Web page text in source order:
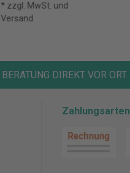
* zzgl. MwSt. und
Versand
BERATUNG DIREKT VOR ORT
Zahlungsarten